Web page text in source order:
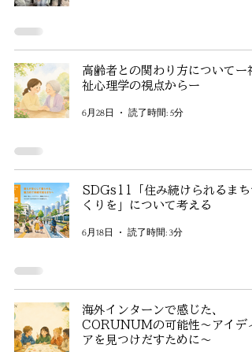
高齢者との関わり方についてー
祉心理学の視点からー
6月28日 読了時間: 5分
SDGs11「住み続けられるまち
くりを」について考える
6月18日 読了時間: 3分
海外インターンで感じた、
CORUNUMの可能性～アイデ
アを見つけだすために～